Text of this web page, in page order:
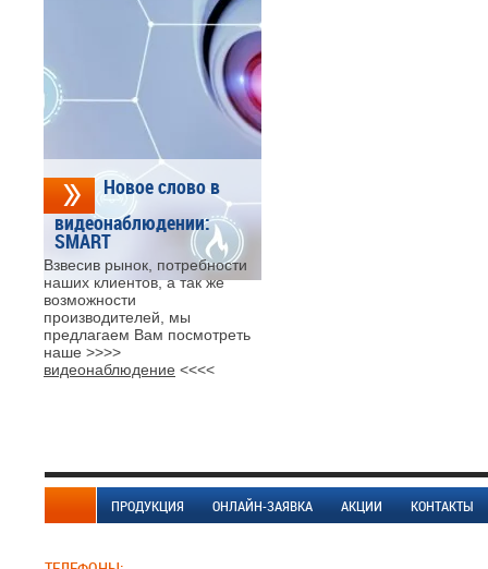
Новое слово в
видеонаблюдении:
SMART
Взвесив рынок, потребности
наших клиентов, а так же
возможности
производителей, мы
предлагаем Вам посмотреть
наше >>>>
видеонаблюдение <<<<
ПРОДУКЦИЯ ОНЛАЙН-ЗАЯВКА АКЦИИ КОНТАКТЫ